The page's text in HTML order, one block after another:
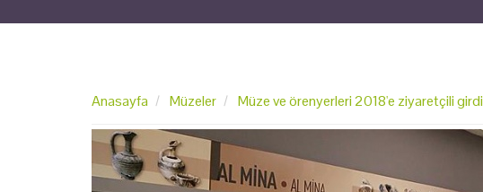
Anasayfa Müzeler Müze ve örenyerleri 2018'e ziyaretçili girdi